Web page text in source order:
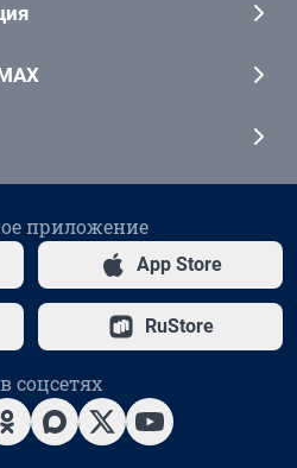
приложение
App Store
RuStore
соцсетях